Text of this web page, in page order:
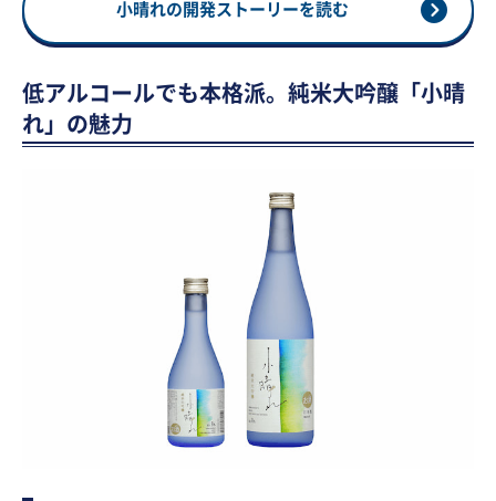
小晴れの開発ストーリーを読む
低アルコールでも本格派。純米大吟醸「小晴
れ」の魅力